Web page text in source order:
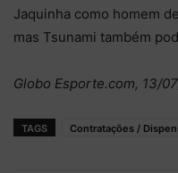
Jaquinha como homem
mas Tsunami também
Globo Esporte.com, 13/
TAGS Contratações /